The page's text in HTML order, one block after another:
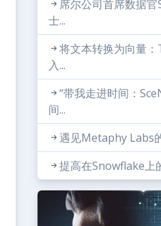
席尔公司首席数据
士...
将文本转换为向量
入...
“带我走进时间：
间...
遇见Metaphy Labs
提高在Snowflake上